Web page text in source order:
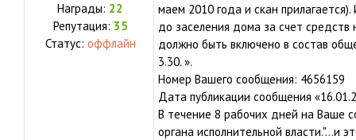
Награды: 22
Репутация: 35
Статус: оффлайн
маем 2010 года и скан
до заселения дома за счет средств
должно быть включено в состав
3.30. ».
Номер Вашего сообщения: 4656159
Дата публикации сообщения
В течение 8 рабочих дней на Ваше
органа исполнительной власти."...и